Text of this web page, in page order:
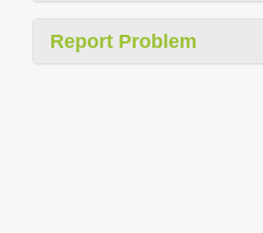
Report Problem